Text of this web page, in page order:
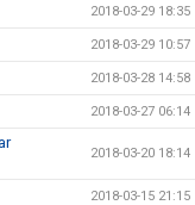
2018-03-29 18:35
2018-03-29 10:57
2018-03-28 14:58
2018-03-27 06:14
2018-03-20 18:14
2018-03-15 21:15